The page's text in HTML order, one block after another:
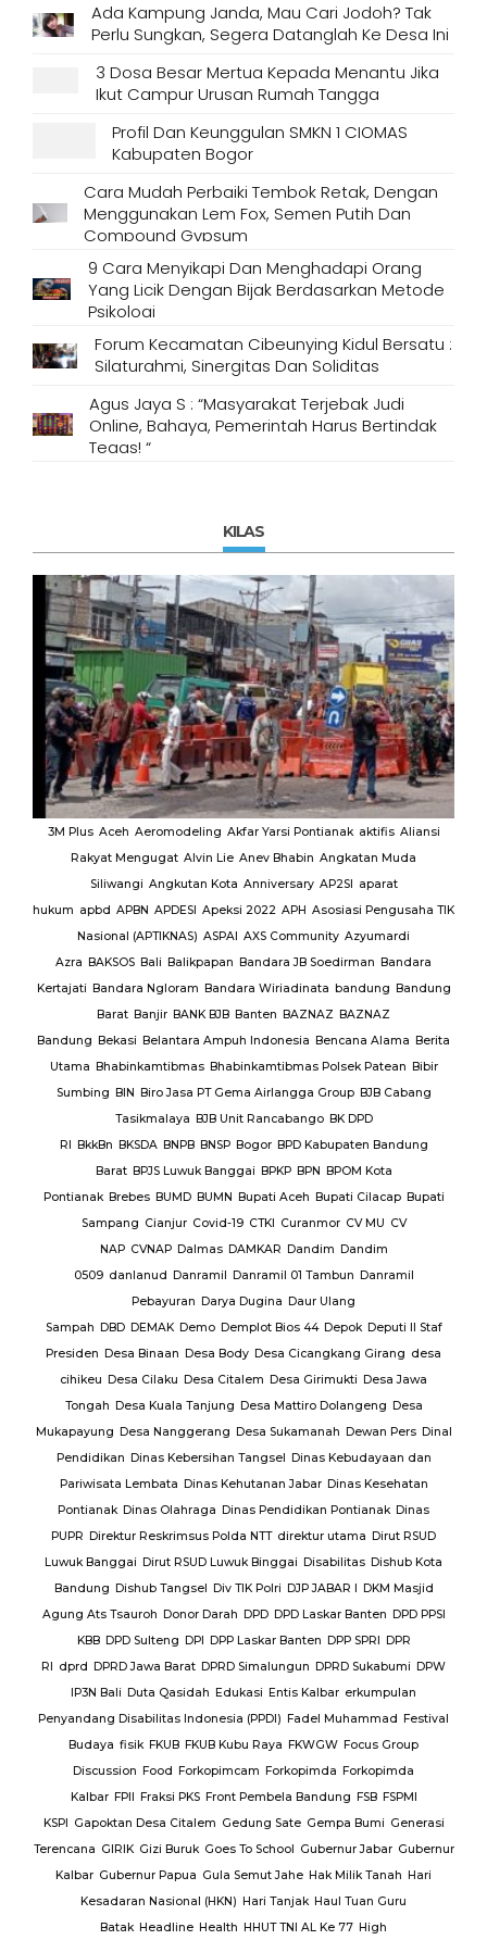
Ada Kampung Janda, Mau Cari Jodoh? Tak
Perlu Sungkan, Segera Datanglah Ke Desa Ini
3 Dosa Besar Mertua Kepada Menantu Jika
Ikut Campur Urusan Rumah Tangga
Profil Dan Keunggulan SMKN 1 CIOMAS
Kabupaten Bogor
Cara Mudah Perbaiki Tembok Retak, Dengan
Menggunakan Lem Fox, Semen Putih Dan
Compound Gypsum
9 Cara Menyikapi Dan Menghadapi Orang
Yang Licik Dengan Bijak Berdasarkan Metode
Psikologi
Forum Kecamatan Cibeunying Kidul Bersatu :
Silaturahmi, Sinergitas Dan Soliditas
Agus Jaya S : “Masyarakat Terjebak Judi
Online, Bahaya, Pemerintah Harus Bertindak
Tegas! “
KILAS
3M Plus Aceh Aeromodeling Akfar Yarsi Pontianak aktifis Aliansi
Rakyat Mengugat Alvin Lie Anev Bhabin Angkatan Muda
Siliwangi Angkutan Kota Anniversary AP2SI aparat
hukum apbd APBN APDESI Apeksi 2022 APH Asosiasi Pengusaha TIK
Nasional (APTIKNAS) ASPAI AXS Community Azyumardi
Azra BAKSOS Bali Balikpapan Bandara JB Soedirman Bandara
Kertajati Bandara Ngloram Bandara Wiriadinata bandung Bandung
Barat Banjir BANK BJB Banten BAZNAZ BAZNAZ
Bandung Bekasi Belantara Ampuh Indonesia Bencana Alama Berita
Utama Bhabinkamtibmas Bhabinkamtibmas Polsek Patean Bibir
Sumbing BIN Biro Jasa PT Gema Airlangga Group BJB Cabang
Tasikmalaya BJB Unit Rancabango BK DPD
RI BkkBn BKSDA BNPB BNSP Bogor BPD Kabupaten Bandung
Barat BPJS Luwuk Banggai BPKP BPN BPOM Kota
Pontianak Brebes BUMD BUMN Bupati Aceh Bupati Cilacap Bupati
Sampang Cianjur Covid-19 CTKI Curanmor CV MU CV
NAP CVNAP Dalmas DAMKAR Dandim Dandim
0509 danlanud Danramil Danramil 01 Tambun Danramil
Pebayuran Darya Dugina Daur Ulang
Sampah DBD DEMAK Demo Demplot Bios 44 Depok Deputi II Staf
Presiden Desa Binaan Desa Body Desa Cicangkang Girang desa
cihikeu Desa Cilaku Desa Citalem Desa Girimukti Desa Jawa
Tongah Desa Kuala Tanjung Desa Mattiro Dolangeng Desa
Mukapayung Desa Nanggerang Desa Sukamanah Dewan Pers Dinal
Pendidikan Dinas Kebersihan Tangsel Dinas Kebudayaan dan
Pariwisata Lembata Dinas Kehutanan Jabar Dinas Kesehatan
Pontianak Dinas Olahraga Dinas Pendidikan Pontianak Dinas
PUPR Direktur Reskrimsus Polda NTT direktur utama Dirut RSUD
Luwuk Banggai Dirut RSUD Luwuk Binggai Disabilitas Dishub Kota
Bandung Dishub Tangsel Div TIK Polri DJP JABAR I DKM Masjid
Agung Ats Tsauroh Donor Darah DPD DPD Laskar Banten DPD PPSI
KBB DPD Sulteng DPI DPP Laskar Banten DPP SPRI DPR
RI dprd DPRD Jawa Barat DPRD Simalungun DPRD Sukabumi DPW
IP3N Bali Duta Qasidah Edukasi Entis Kalbar erkumpulan
Penyandang Disabilitas Indonesia (PPDI) Fadel Muhammad Festival
Budaya fisik FKUB FKUB Kubu Raya FKWGW Focus Group
Discussion Food Forkopimcam Forkopimda Forkopimda
Kalbar FPII Fraksi PKS Front Pembela Bandung FSB FSPMI
KSPI Gapoktan Desa Citalem Gedung Sate Gempa Bumi Generasi
Terencana GIRIK Gizi Buruk Goes To School Gubernur Jabar Gubernur
Kalbar Gubernur Papua Gula Semut Jahe Hak Milik Tanah Hari
Kesadaran Nasional (HKN) Hari Tanjak Haul Tuan Guru
Batak Headline Health HHUT TNI AL Ke 77 High